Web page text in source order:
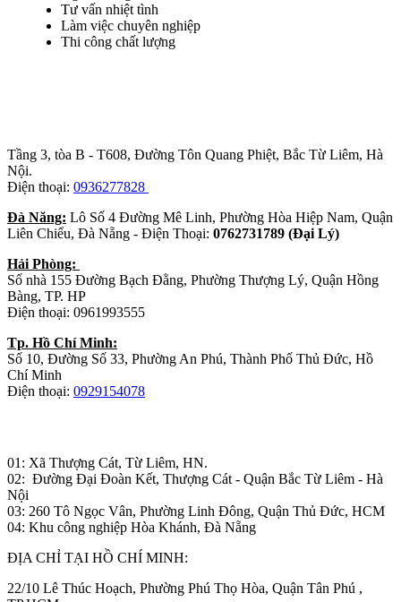
Tư vấn nhiệt tình
Làm việc chuyên nghiệp
Thi công chất lượng
Tầng 3, tòa B - T608, Đường Tôn Quang Phiệt, Bắc Từ Liêm, Hà
Nội.
Điện thoại: 0936277828
Đà Năng: Lô Số 4 Đường Mê Linh, Phường Hòa Hiệp Nam, Quận
Liên Chiểu, Đà Nẵng - Điện Thoại: 0762731789 (Đại Lý)
Hải Phòng:
Số nhà 155 Đường Bạch Đằng, Phường Thượng Lý, Quận Hồng
Bàng, TP. HP
Điện thoại: 0961993555
Tp. Hồ Chí Minh:
Số 10, Đường Số 33, Phường An Phú, Thành Phố Thủ Đức, Hồ
Chí Minh
Điện thoại: 0929154078
01: Xã Thượng Cát, Từ Liêm, HN.
02: Đường Đại Đoàn Kết, Thượng Cát - Quận Bắc Từ Liêm - Hà
Nội
03: 260 Tô Ngọc Vân, Phường Linh Đông, Quận Thủ Đức, HCM
04: Khu công nghiệp Hòa Khánh, Đà Nẵng
ĐỊA CHỈ TẠI HỒ CHÍ MINH:
22/10 Lê Thúc Hoạch, Phường Phú Thọ Hòa, Quận Tân Phú ,